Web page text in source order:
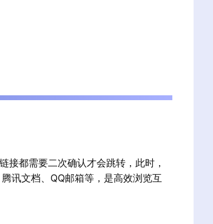
接都需要二次确认才会跳转，此时，
讯文档、QQ邮箱等，是高效浏览互